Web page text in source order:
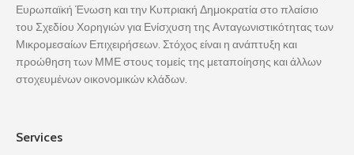
Ευρωπαϊκή Ένωση και την Κυπριακή Δημοκρατία στο πλαίσιο
του Σχεδίου Χορηγιών για Ενίσχυση της Ανταγωνιστικότητας των
Μικρομεσαίων Επιχειρήσεων. Στόχος είναι η ανάπτυξη και
προώθηση των ΜΜΕ στους τομείς της μεταποίησης και άλλων
στοχευμένων οικονομικών κλάδων.
Services